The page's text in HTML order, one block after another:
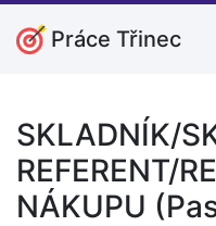
Práce Třinec
SKLADNÍK/
REFERENT/
NÁKUPU